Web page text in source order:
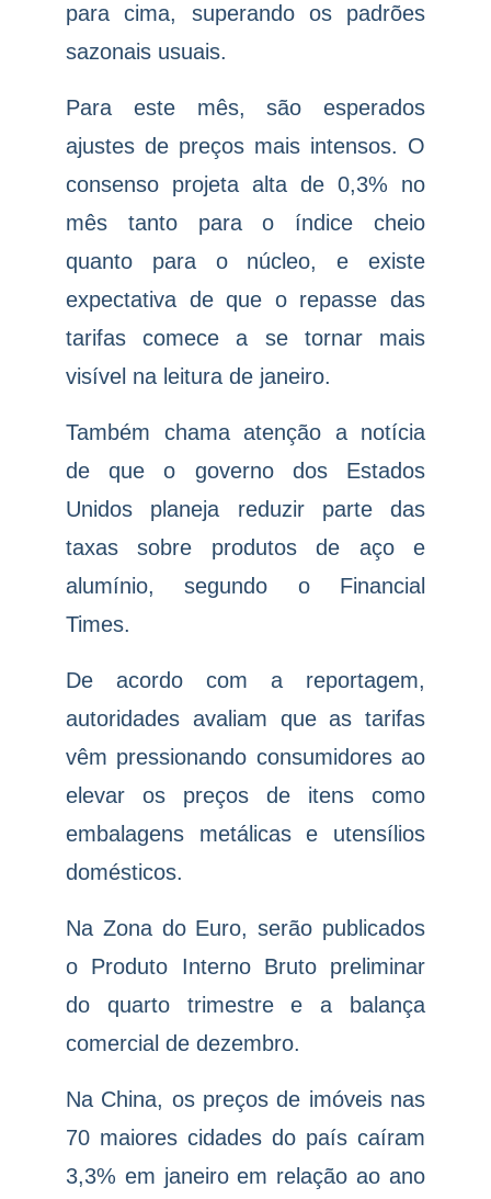
para cima, superando os padrões
sazonais usuais.
Para este mês, são esperados
ajustes de preços mais intensos. O
consenso projeta alta de 0,3% no
mês tanto para o índice cheio
quanto para o núcleo, e existe
expectativa de que o repasse das
tarifas comece a se tornar mais
visível na leitura de janeiro.
Também chama atenção a notícia
de que o governo dos Estados
Unidos planeja reduzir parte das
taxas sobre produtos de aço e
alumínio, segundo o Financial
Times.
De acordo com a reportagem,
autoridades avaliam que as tarifas
vêm pressionando consumidores ao
elevar os preços de itens como
embalagens metálicas e utensílios
domésticos.
Na Zona do Euro, serão publicados
o Produto Interno Bruto preliminar
do quarto trimestre e a balança
comercial de dezembro.
Na China, os preços de imóveis nas
70 maiores cidades do país caíram
3,3% em janeiro em relação ao ano